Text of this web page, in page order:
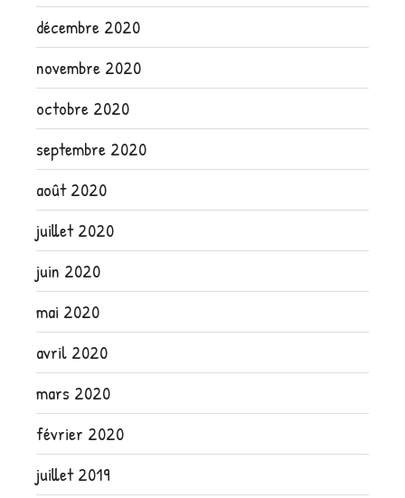
décembre 2020
novembre 2020
octobre 2020
septembre 2020
août 2020
juillet 2020
juin 2020
mai 2020
avril 2020
mars 2020
février 2020
juillet 2019